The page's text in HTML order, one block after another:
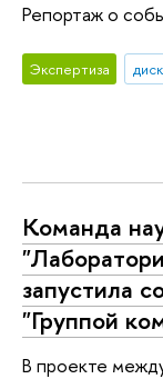
Репортаж о
Экспертиза
Команда
запустила
"Группой
В проекте